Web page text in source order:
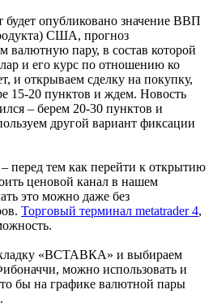
опубликовано значение ВВП
США, прогноз
валютную пару, в состав которой
и его курс по отношению ко
и открываем сделку на покупку,
15-20 пунктов и ждем. Новость
– берем 20-30 пунктов и
другой вариант фиксации
– перед тем как перейти к открытию
ценовой канал в нашем
это можно даже без
Торговый терминал metatrader 4,
«ВСТАВКА» и выбираем
можно использовать и
бы на графике валютной пары